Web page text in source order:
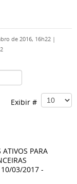
de 2016, 16h22 |
Exibir #
ATIVOS PARA
10/03/2017 -